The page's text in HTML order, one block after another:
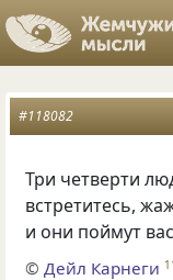
#118082
Три четверти
встретитесь,
и они поймут
© Дейл Карнеги